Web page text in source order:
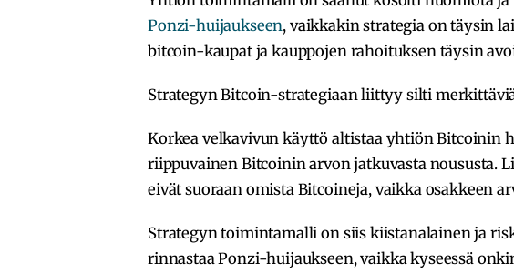
Ponzi-huijaukseen, vaikkakin strategia on täysin
bitcoin-kaupat ja kauppojen rahoituksen täysin
Strategyn Bitcoin-strategiaan liittyy silti
Korkea velkavivun käyttö altistaa yhtiön Bitcoinin
riippuvainen Bitcoinin arvon jatkuvasta noususta.
eivät suoraan omista Bitcoineja, vaikka osakkeen
Strategyn toimintamalli on siis kiistanalainen ja
rinnastaa Ponzi-huijaukseen, vaikka kyseessä